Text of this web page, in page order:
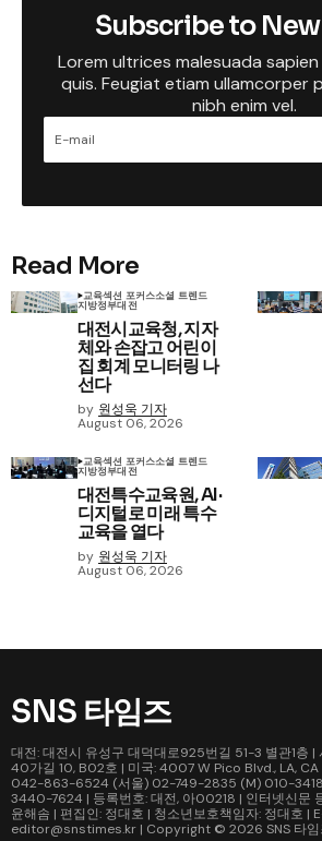
Subscribe to
Lorem ultrices malesuada
quis. Feugiat etiam ullamcorper
nibh enim vel.
Read More
교육섹션 포커스소셜 트렌드
지방정부대전
대전시교육청, 지자
체와 손잡고 어린이
집 회계 모니터링 나
선다
by 원성욱 기자
August 06, 2026
교육섹션 포커스소셜 트렌드
지방정부대전
대전특수교육원, AI·
디지털로 미래 특수
교육을 열다
by 원성욱 기자
August 06, 2026
SNS 타임즈
대전: 대전시 유성구 대덕대로925번길 51-3 별관1층 |
40가길 10, B02호 | 미국: 4007 W Pico Blvd., LA,
042-863-6524 (서울) 02-749-2835 (M) 010-
3440-7624 | 등록번호: 대전, 아00218 | 인터넷신문
윤해솜 | 편집인: 정대호 | 청소년보호책임자: 정대호 |
editor@snstimes.kr | Copyright © 2026 SNS 타